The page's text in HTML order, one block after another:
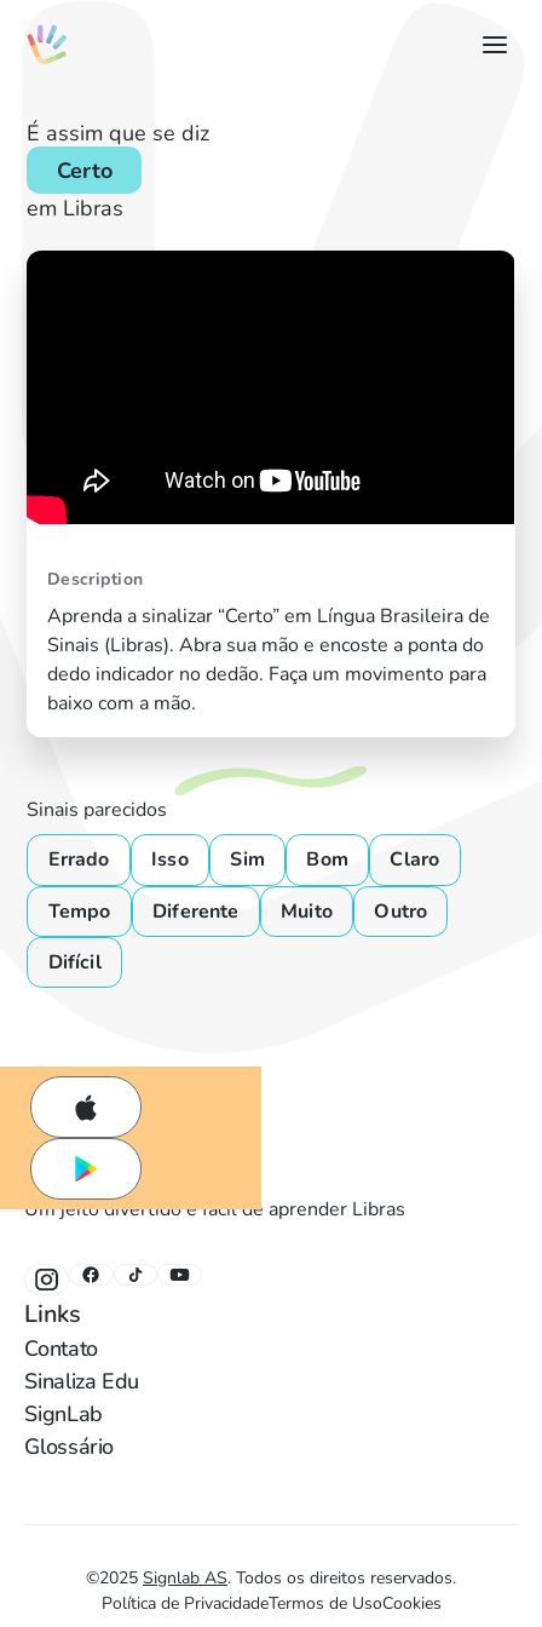
É assim que se diz
Certo
em Libras
Description
Aprenda a sinalizar “Certo” em Língua Brasileira de
Sinais (Libras). Abra sua mão e encoste a ponta do
dedo indicador no dedão. Faça um movimento para
baixo com a mão.
Sinais parecidos
Errado
Isso Sim Bom
Claro
Tempo
Diferente Muito
Outro
Difícil
Um jeito divertido e fácil de aprender Libras
Links
Contato
Sinaliza Edu
SignLab
Glossário
©2025 Signlab AS. Todos os direitos reservados.
Política de PrivacidadeTermos de UsoCookies